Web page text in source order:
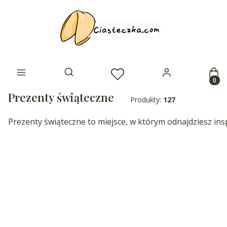
Otwórz wyszukiwarkę
Prezenty świąteczne Produkty: 127
Prezenty świąteczne to miejsce, w którym odnajdziesz